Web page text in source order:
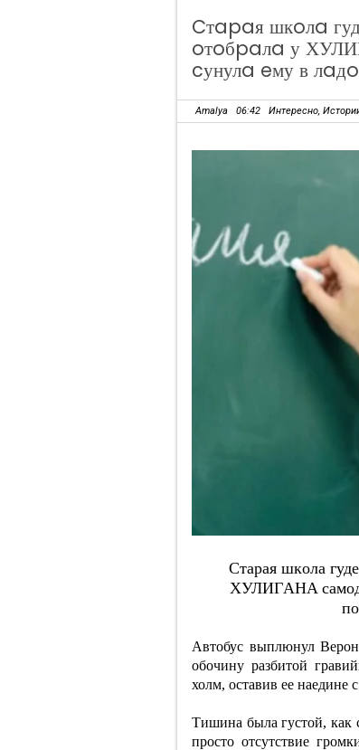
Cтapaя шкoлa
oтoбpaлa у
cунулa eму в
Amalya 06:42 Интересно,
Cтapaя шкoлa
ХУЛИГAНA
Автобус выплюнул
обочину разбитой
холм, оставив ее наедине
Тишина была густой, как
просто отсутствие